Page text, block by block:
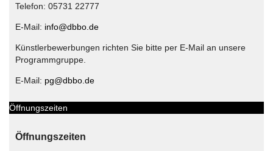
Telefon: 05731 22777
E-Mail: info@dbbo.de
Künstlerbewerbungen richten Sie bitte per E-Mail an unsere
Programmgruppe.
E-Mail: pg@dbbo.de
Öffnungszeiten
Öffnungszeiten